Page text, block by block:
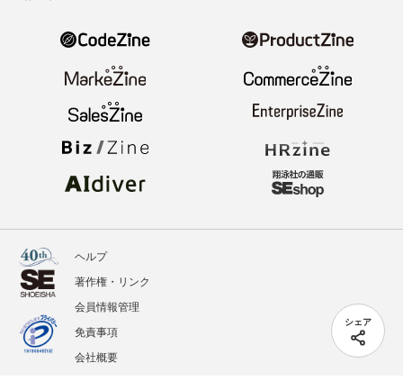
シェア
ヘルプ
著作権・リンク
会員情報管理
免責事項
会社概要